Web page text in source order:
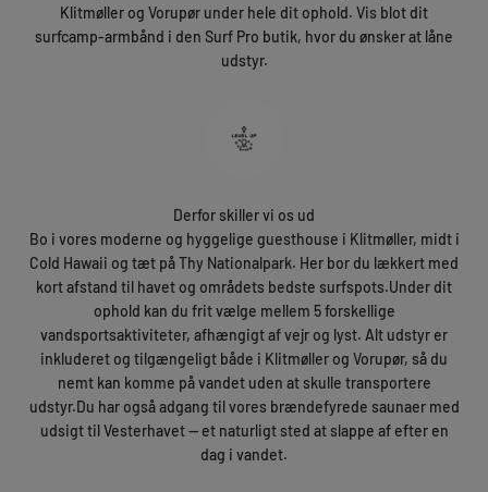
Klitmøller og Vorupør under hele dit ophold. Vis blot dit
surfcamp-armbånd i den Surf Pro butik, hvor du ønsker at låne
udstyr.
Derfor skiller vi os ud
Bo i vores moderne og hyggelige guesthouse i Klitmøller, midt i
Cold Hawaii og tæt på Thy Nationalpark. Her bor du lækkert med
kort afstand til havet og områdets bedste surfspots.Under dit
ophold kan du frit vælge mellem 5 forskellige
vandsportsaktiviteter, afhængigt af vejr og lyst. Alt udstyr er
inkluderet og tilgængeligt både i Klitmøller og Vorupør, så du
nemt kan komme på vandet uden at skulle transportere
udstyr.Du har også adgang til vores brændefyrede saunaer med
udsigt til Vesterhavet — et naturligt sted at slappe af efter en
dag i vandet.